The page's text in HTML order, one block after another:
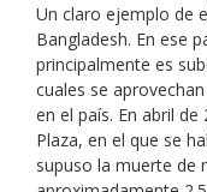
Un claro ejemplo de
Bangladesh. En ese
principalmente es
cuales se
en el país. En abril
Plaza, en el que se
supuso la muerte de